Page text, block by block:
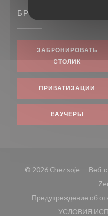
БРОНИРОВАНИЕ
ЗАБРОНИРОВАТЬ
СТОЛИК
ПРИВАТИЗАЦИИ
ВАУЧЕРЫ
© 2026 Chez soje — Веб-
Предупреждение об
УСЛОВИЯ